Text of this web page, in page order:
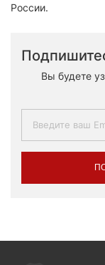
России.
Вы будете